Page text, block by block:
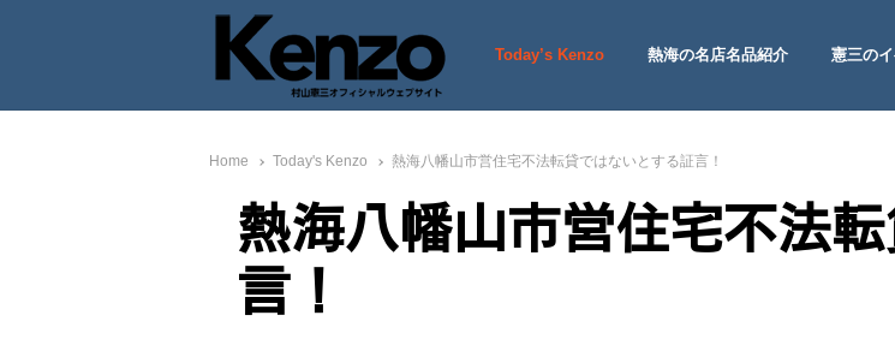
七転八起 – 村山憲三 Official Site
村山憲三ウェブサイト
Today’s Kenzo 熱海の名店名品紹介 憲三の
Home Today's Kenzo 熱海八幡山市営住宅不法転貸ではないとする証言！
熱海八幡山市営住宅不法
言！